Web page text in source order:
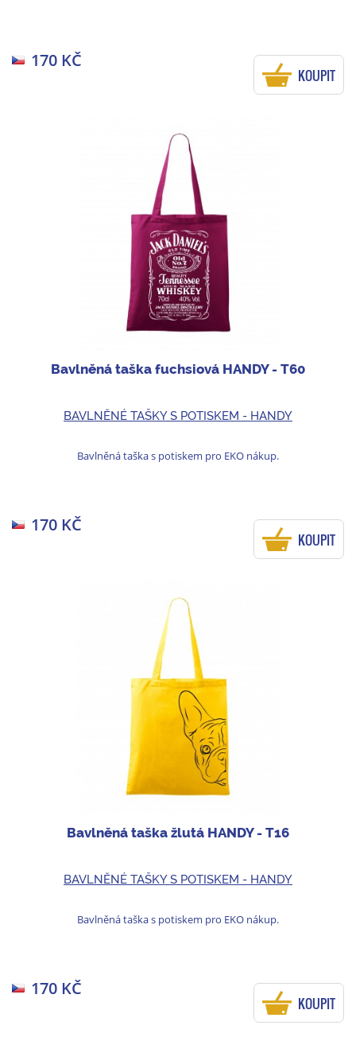
170 KČ
KOUPIT
Bavlněná taška fuchsiová HANDY - T60
BAVLNĚNÉ TAŠKY S POTISKEM - HANDY
Bavlněná taška s potiskem pro EKO nákup.
170 KČ
KOUPIT
Bavlněná taška žlutá HANDY - T16
BAVLNĚNÉ TAŠKY S POTISKEM - HANDY
Bavlněná taška s potiskem pro EKO nákup.
170 KČ
KOUPIT